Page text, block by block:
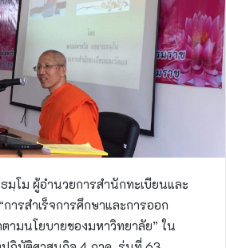
โม ผู้อำนวยการสำนักทะเบียนและ
ารสำเร็จการศึกษาและการออก
ามนโยบายของมหาวิทยาลัย” ใน